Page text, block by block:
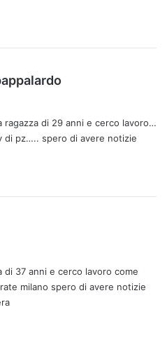
e
t
ragazza di 29 anni e cerco lavoro…
di pz….. spero di avere notizie
di 37 anni e cerco lavoro come
milano spero di avere notizie